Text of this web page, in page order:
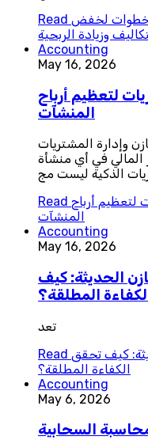
Read | خطوات لخفض
وزيادة الربحية
Accounting
May 16, 2026
لتعظيم أرباح
المنشآت
وإدارة المشتريات
المالي في أي منشأة
الذكية ليست مج
Read لتعظيم أرباح
المنشآت
Accounting
May 16, 2026
الحديثة: كيف
المطلقة؟
تعد
Read كيف تحقق
الكفاءة المطلقة؟
Accounting
May 6, 2026
السحابية